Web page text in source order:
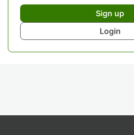
Sign up
Login